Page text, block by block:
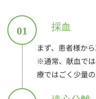
01 採血
まず、患者様か
※通常、献血で
療ではごく少量